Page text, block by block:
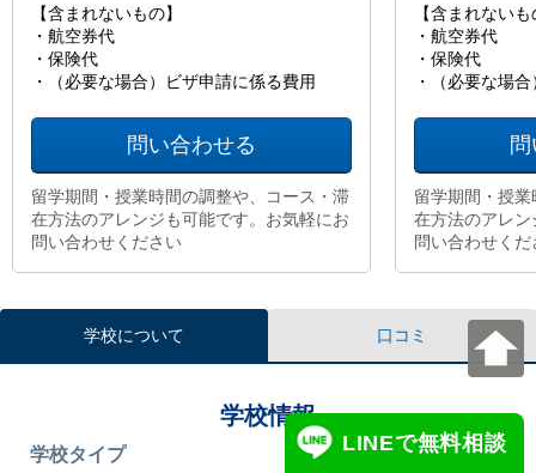
【含まれないもの】
・航空券代
・保険代
・（必要な場合）ビザ申請に係る費用
問い合わせる
留学期間・授業時間の調整や、コース・滞
在方法のアレンジも可能です。お気軽にお
問い合わせください
【含まれない
・航空券代
・保険代
・（必要な場
留学期間・授
在方法のアレ
問い合わせくだ
学校について 口コミ
学校情報
学校タイプ LINEで無料相談